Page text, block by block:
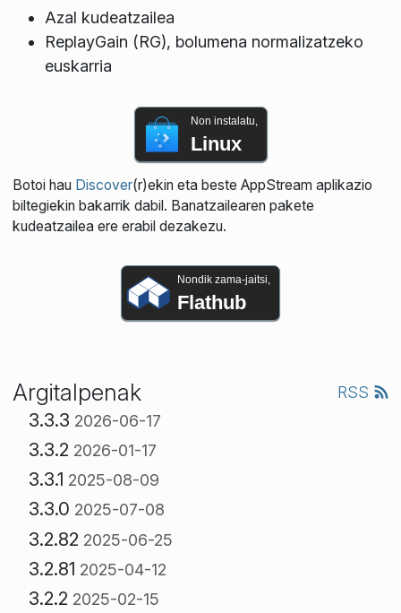
Azal kudeatzailea
ReplayGain (RG), bolumena normalizatzeko
euskarria
Non instalatu,
Linux
Botoi hau Discover(r)ekin eta beste AppStream aplikazio
biltegiekin bakarrik dabil. Banatzailearen pakete
kudeatzailea ere erabil dezakezu.
Nondik zama-jaitsi,
Flathub
Argitalpenak RSS
3.3.3 2026-06-17
3.3.2 2026-01-17
3.3.1 2025-08-09
3.3.0 2025-07-08
3.2.82 2025-06-25
3.2.81 2025-04-12
3.2.2 2025-02-15